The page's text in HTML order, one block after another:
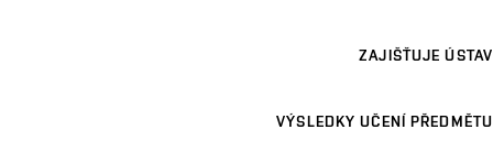
ZAJIŠŤUJE ÚSTAV
VÝSLEDKY UČENÍ PŘEDMĚTU